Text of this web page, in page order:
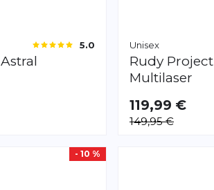
5.0
Astral
Unisex
Rudy Project
Multilaser
119,99 €
149,95 €
- 10 %